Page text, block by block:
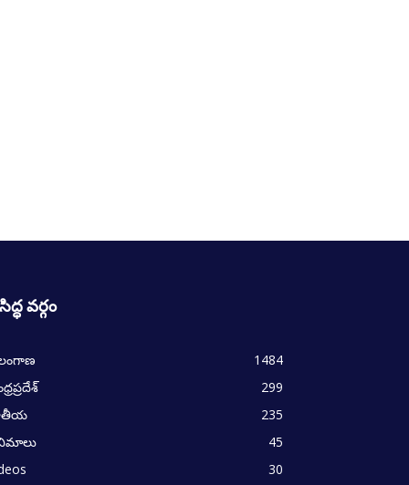
వర్గం
1484
299
235
45
30